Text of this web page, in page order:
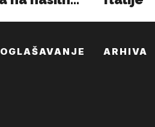
OGLAŠAVANJE ARHIVA